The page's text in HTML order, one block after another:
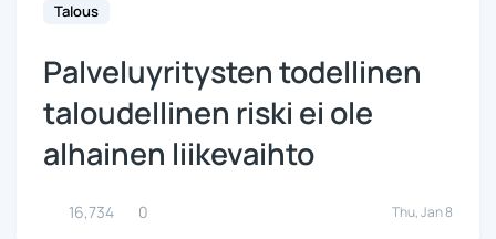
Talous
Palveluyritysten todellinen
taloudellinen riski ei ole
alhainen liikevaihto
16,734 0 Thu, Jan 8